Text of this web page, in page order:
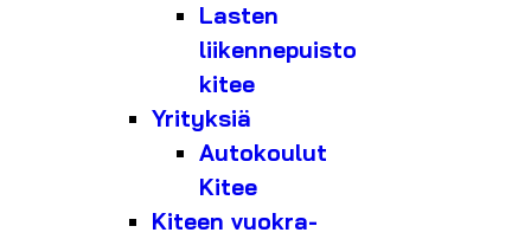
Lasten
liikennepuisto
kitee
Yrityksiä
Autokoulut
Kitee
Kiteen vuokra-